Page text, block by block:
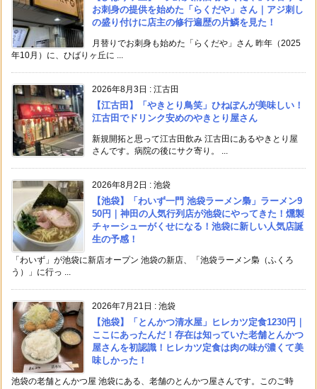
お刺身の提供を始めた「らくだや」さん｜アジ刺し
の盛り付けに店主の修行遍歴の片鱗を見た！
月替りでお刺身も始めた「らくだや」さん 昨年（2025
年10月）に、ひばりヶ丘に ...
2026年8月3日 : 江古田
【江古田】「やきとり鳥笑」ひねぽんが美味しい！
江古田でドリンク安めのやきとり屋さん
新規開拓と思って江古田飲み 江古田にあるやきとり屋
さんです。病院の後にサク寄り。 ...
2026年8月2日 : 池袋
【池袋】「わいず一門 池袋ラーメン梟」ラーメン9
50円｜神田の人気行列店が池袋にやってきた！燻製
チャーシューがくせになる！池袋に新しい人気店誕
生の予感！
「わいず」が池袋に新店オープン 池袋の新店、「池袋ラーメン梟（ふくろ
う）」に行っ ...
2026年7月21日 : 池袋
【池袋】「とんかつ清水屋」ヒレカツ定食1230円｜
ここにあったんだ！存在は知っていた老舗とんかつ
屋さんを初認識！ヒレカツ定食は肉の味が濃くて美
味しかった！
池袋の老舗とんかつ屋 池袋にある、老舗のとんかつ屋さんです。このご時